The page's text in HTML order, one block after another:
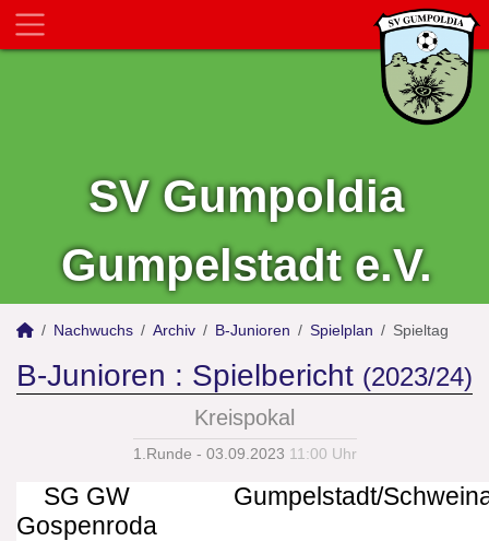
SV Gumpoldia
Gumpelstadt e.V.
Nachwuchs Archiv B-Junioren Spielplan Spieltag
B-Junioren : Spielbericht (2023/24)
Kreispokal
1.Runde - 03.09.2023 11:00 Uhr
SG GW
Gospenroda
Gumpelstadt/